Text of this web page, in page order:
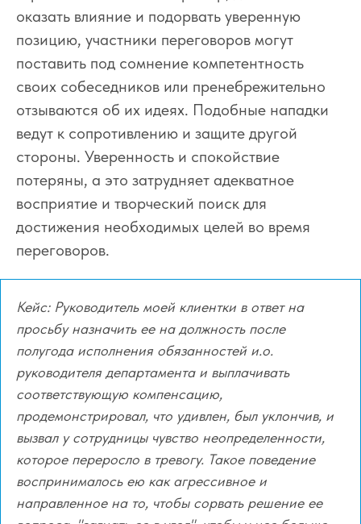
оказать влияние и подорвать уверенную
позицию, участники переговоров могут
поставить под сомнение компетентность
своих собеседников или пренебрежительно
отзываются об их идеях. Подобные нападки
ведут к сопротивлению и защите другой
стороны. Уверенность и спокойствие
потеряны, а это затрудняет адекватное
восприятие и творческий поиск для
достижения необходимых целей во время
переговоров.
Кейс: Руководитель моей клиентки в ответ на
просьбу назначить ее на должность после
полугода исполнения обязанностей и.о.
руководителя департамента и выплачивать
соответствующую компенсацию,
продемонстрировал, что удивлен, был уклончив, и
вызвал у сотрудницы чувство неопределенности,
которое переросло в тревогу. Такое поведение
воспринималось ею как агрессивное и
направленное на то, чтобы сорвать решение ее